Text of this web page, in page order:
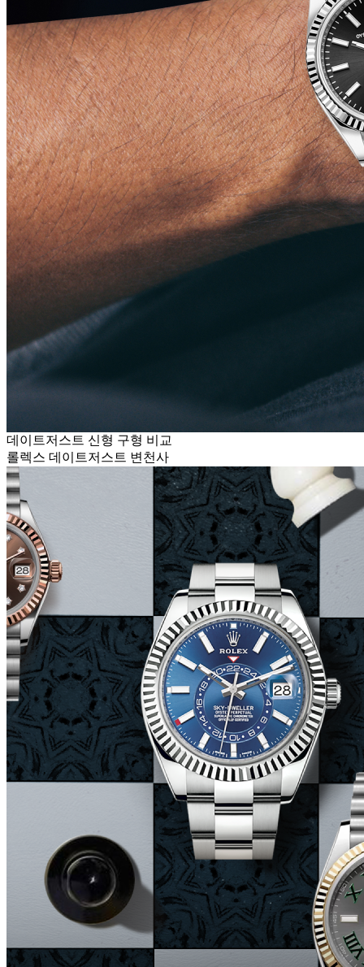
데이트저스트 신형 구형 비교
롤렉스 데이트저스트 변천사